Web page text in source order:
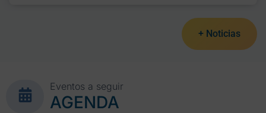
+ Noticias
Eventos a seguir
AGENDA